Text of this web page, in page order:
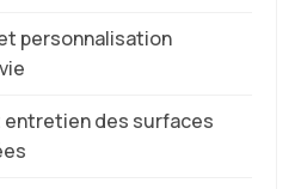
personnalisation
entretien des surfaces